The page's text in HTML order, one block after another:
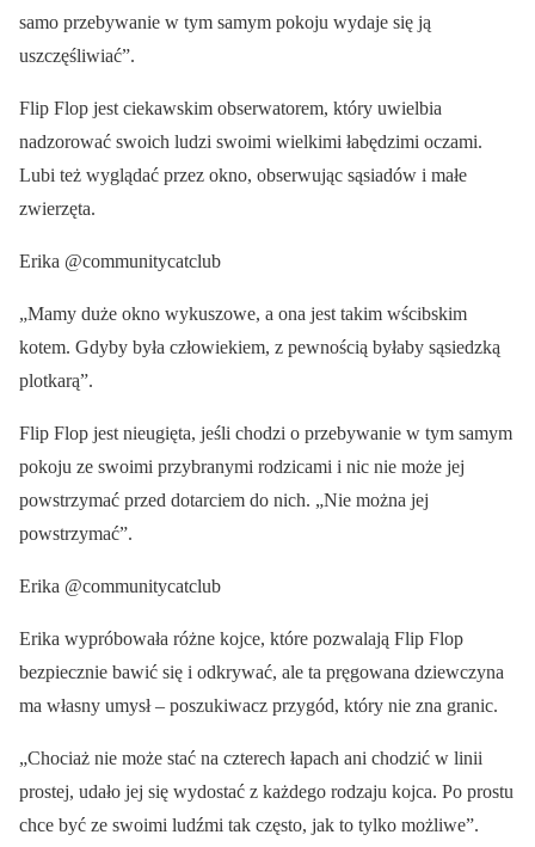
samo przebywanie w tym samym pokoju wydaje się ją
uszczęśliwiać”.
Flip Flop jest ciekawskim obserwatorem, który uwielbia
nadzorować swoich ludzi swoimi wielkimi łabędzimi oczami.
Lubi też wyglądać przez okno, obserwując sąsiadów i małe
zwierzęta.
Erika @communitycatclub
„Mamy duże okno wykuszowe, a ona jest takim wścibskim
kotem. Gdyby była człowiekiem, z pewnością byłaby sąsiedzką
plotkarą”.
Flip Flop jest nieugięta, jeśli chodzi o przebywanie w tym samym
pokoju ze swoimi przybranymi rodzicami i nic nie może jej
powstrzymać przed dotarciem do nich. „Nie można jej
powstrzymać”.
Erika @communitycatclub
Erika wypróbowała różne kojce, które pozwalają Flip Flop
bezpiecznie bawić się i odkrywać, ale ta pręgowana dziewczyna
ma własny umysł – poszukiwacz przygód, który nie zna granic.
„Chociaż nie może stać na czterech łapach ani chodzić w linii
prostej, udało jej się wydostać z każdego rodzaju kojca. Po prostu
chce być ze swoimi ludźmi tak często, jak to tylko możliwe”.